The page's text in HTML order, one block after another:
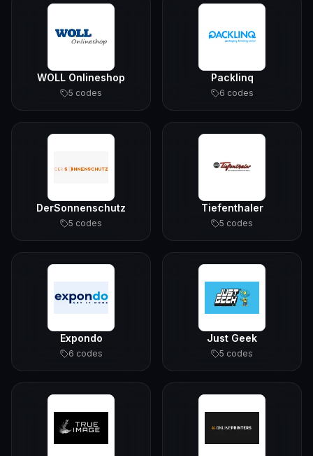
WOLL Onlineshop
5 codes
Packlinq
6 codes
DerSonnenschutz
5 codes
Tiefenthaler
5 codes
Expondo
6 codes
Just Geek
5 codes